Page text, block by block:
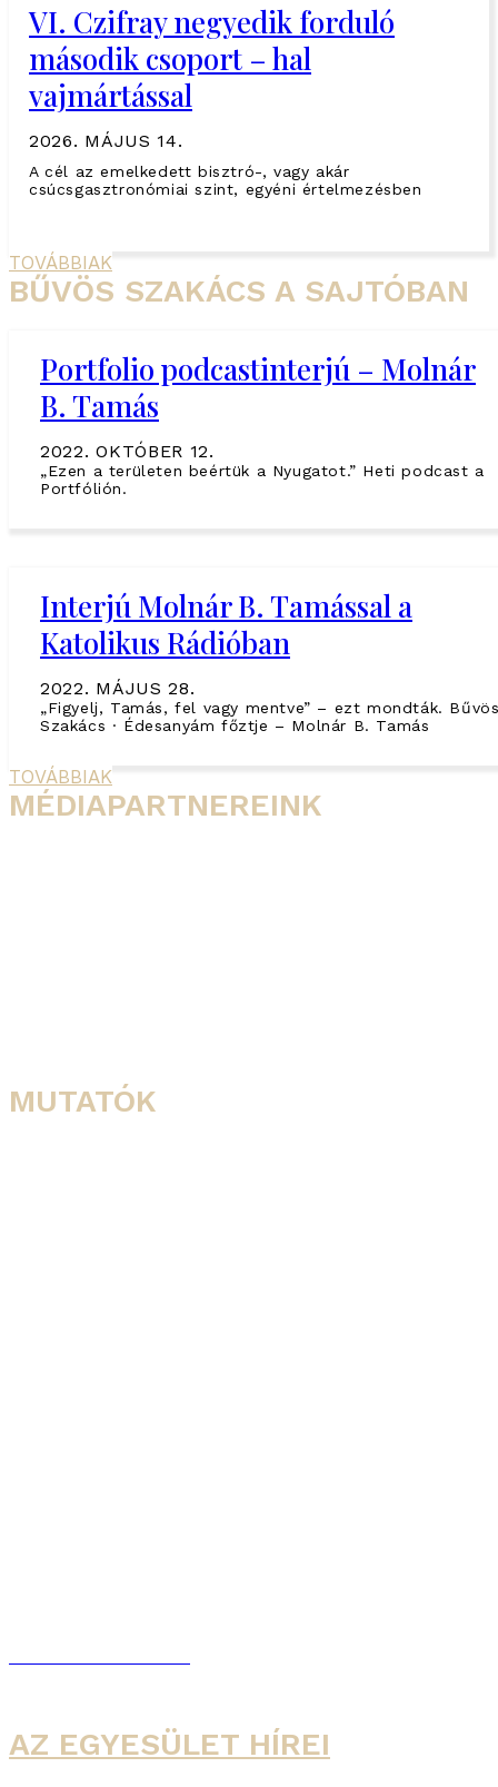
VI. Czifray negyedik forduló
második csoport – hal
vajmártással
2026. MÁJUS 14.
A cél az emelkedett bisztró-, vagy akár
csúcsgasztronómiai szint, egyéni értelmezésben
TOVÁBBIAK
BŰVÖS SZAKÁCS A SAJTÓBAN
Portfolio podcastinterjú – Molnár
B. Tamás
2022. OKTÓBER 12.
„Ezen a területen beértük a Nyugatot.” Heti podcast a
Portfólión.
Interjú Molnár B. Tamással a
Katolikus Rádióban
2022. MÁJUS 28.
„Figyelj, Tamás, fel vagy mentve” – ezt mondták. Bűvös
Szakács · Édesanyám főztje – Molnár B. Tamás
TOVÁBBIAK
MÉDIAPARTNEREINK
MUTATÓK
AZ EGYESÜLET HÍREI